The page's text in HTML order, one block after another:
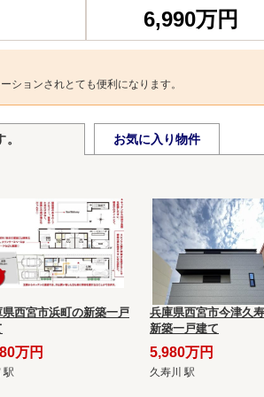
6,990万円
ションされとても便利になります。
お気に入り物件
県西宮市浜町の新築一戸
万円
駅
兵庫県西宮市今津久
新築一戸建て
5,980万円
久寿川 駅